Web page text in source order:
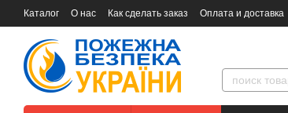
Каталог О нас Как сделать заказ Оплата и доставка
Документы
Контакты Документы по пожарной